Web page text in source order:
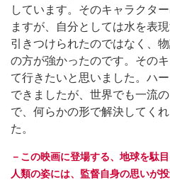
しています。そのキャラクタ
ますが、自分としては水を表
引きつけられたのではなく、
の方が強かったのです。その
て行きたいと思いました。ハ
できましたが、世界でも一流
で、何らかの形で解決してく
た。
－この映画に登場する、地球を駄
人類の姿には、監督自身の思いが